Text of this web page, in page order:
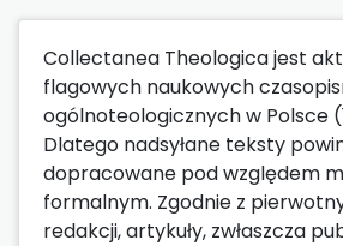
Collectanea Theologica jest
flagowych naukowych
ogólnoteologicznych w Polsce
Dlatego nadsyłane teksty
dopracowane pod względem
formalnym. Zgodnie z
redakcji, artykuły, zwłaszcza